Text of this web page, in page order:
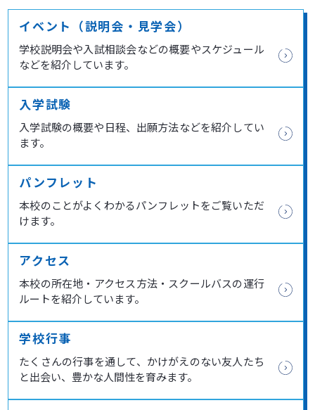
一日体験学習実施についてのお願い
2026.7.22
イベント（説明会・見学会）
学校説明会や入試相談会などの概要やスケジュール
などを紹介しています。
入学試験
入学試験の概要や日程、出願方法などを紹介してい
ます。
パンフレット
本校のことがよくわかるパンフレットをご覧いただ
けます。
アクセス
本校の所在地・アクセス方法・スクールバスの運行
ルートを紹介しています。
学校行事
たくさんの行事を通して、かけがえのない友人たち
と出会い、豊かな人間性を育みます。